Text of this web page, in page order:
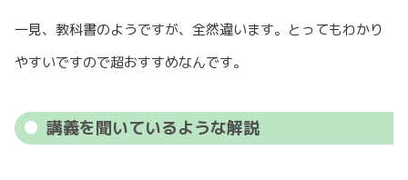
一見、教科書のようですが、全然違います。とってもわかり
やすいですので超おすすめなんです。
講義を聞いているような解説